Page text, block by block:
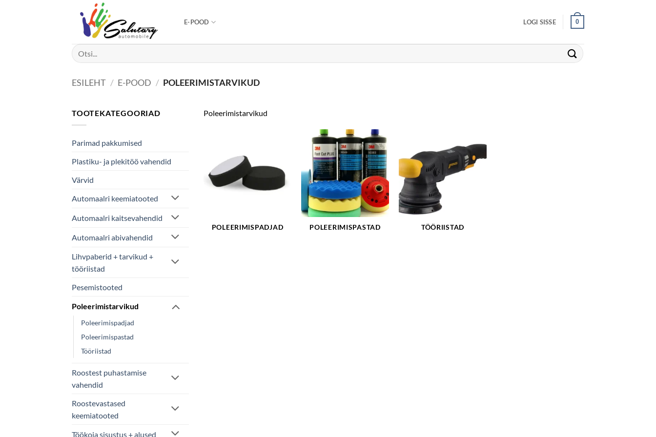
E-POOD LOGI SISSE 0
Otsi:
ESILEHT / E-POOD / POLEERIMISTARVIKUD
TOOTEKATEGOORIAD
Parimad pakkumised
Plastiku- ja plekitöö vahendid
Värvid
Automaalri keemiatooted
Automaalri kaitsevahendid
Automaalri abivahendid
Lihvpaberid + tarvikud +
tööriistad
Pesemistooted
Poleerimistarvikud
Poleerimispadjad
Poleerimispastad
Tööriistad
Roostest puhastamise
vahendid
Roostevastased
keemiatooted
Töökoja sisustus + alused
Poleerimistarvikud
POLEERIMISPADJAD POLEERIMISPASTAD TÖÖRIISTAD